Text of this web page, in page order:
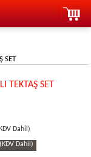
SET
TEKTAŞ SET
Dahil)
(KDV Dahil)